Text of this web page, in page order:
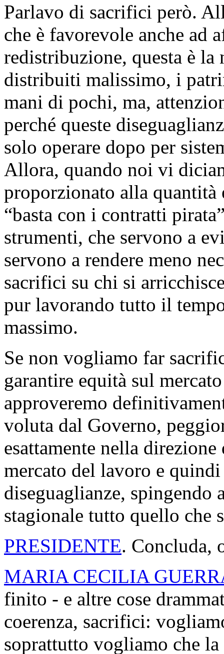
Parlavo di sacrifici però.
che è favorevole anche ad
redistribuzione, questa è
distribuiti malissimo, i
mani di pochi, ma,
perché queste
solo operare dopo per
Allora, quando noi vi
proporzionato alla
“basta con i contratti
strumenti, che servono a
servono a rendere meno
sacrifici su chi si
pur lavorando tutto il
massimo.
Se non vogliamo far
garantire equità sul
approveremo
voluta dal Governo,
esattamente nella
mercato del lavoro e
diseguaglianze, spingendo
stagionale tutto quello
PRESIDENTE. Concluda,
MARIA CECILIA
finito - e altre cose
coerenza, sacrifici:
soprattutto vogliamo che